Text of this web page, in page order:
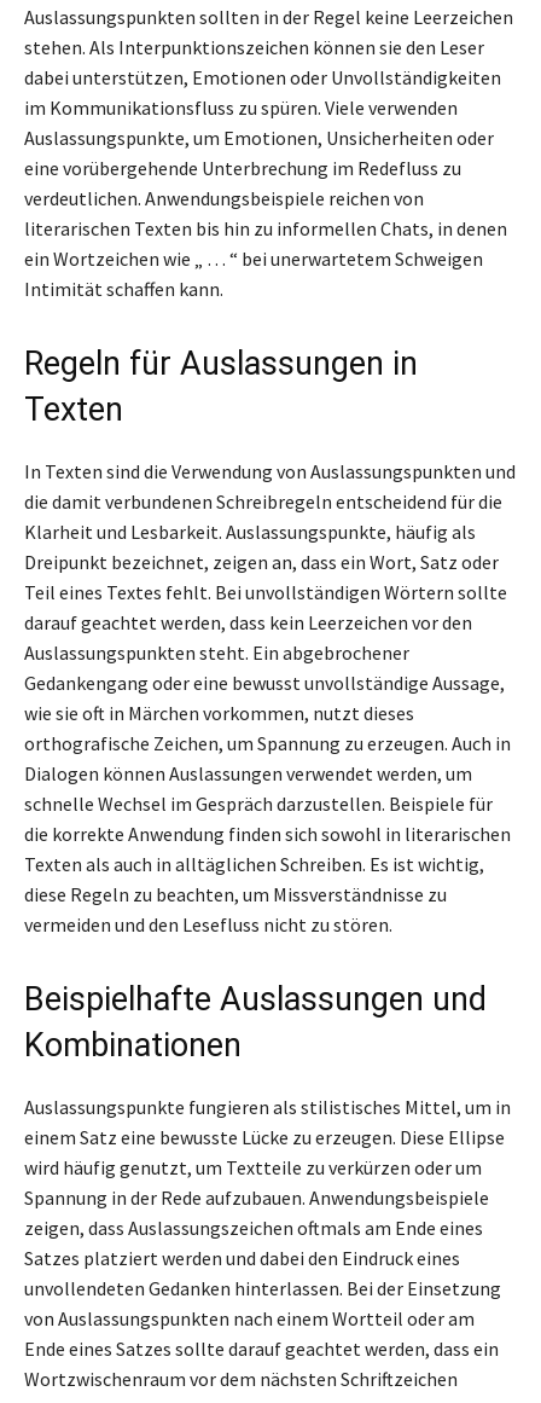
Auslassungspunkten sollten in der Regel keine Leerzeichen
stehen. Als Interpunktionszeichen können sie den Leser
dabei unterstützen, Emotionen oder Unvollständigkeiten
im Kommunikationsfluss zu spüren. Viele verwenden
Auslassungspunkte, um Emotionen, Unsicherheiten oder
eine vorübergehende Unterbrechung im Redefluss zu
verdeutlichen. Anwendungsbeispiele reichen von
literarischen Texten bis hin zu informellen Chats, in denen
ein Wortzeichen wie „ … “ bei unerwartetem Schweigen
Intimität schaffen kann.
Regeln für Auslassungen in
Texten
In Texten sind die Verwendung von Auslassungspunkten und
die damit verbundenen Schreibregeln entscheidend für die
Klarheit und Lesbarkeit. Auslassungspunkte, häufig als
Dreipunkt bezeichnet, zeigen an, dass ein Wort, Satz oder
Teil eines Textes fehlt. Bei unvollständigen Wörtern sollte
darauf geachtet werden, dass kein Leerzeichen vor den
Auslassungspunkten steht. Ein abgebrochener
Gedankengang oder eine bewusst unvollständige Aussage,
wie sie oft in Märchen vorkommen, nutzt dieses
orthografische Zeichen, um Spannung zu erzeugen. Auch in
Dialogen können Auslassungen verwendet werden, um
schnelle Wechsel im Gespräch darzustellen. Beispiele für
die korrekte Anwendung finden sich sowohl in literarischen
Texten als auch in alltäglichen Schreiben. Es ist wichtig,
diese Regeln zu beachten, um Missverständnisse zu
vermeiden und den Lesefluss nicht zu stören.
Beispielhafte Auslassungen und
Kombinationen
Auslassungspunkte fungieren als stilistisches Mittel, um in
einem Satz eine bewusste Lücke zu erzeugen. Diese Ellipse
wird häufig genutzt, um Textteile zu verkürzen oder um
Spannung in der Rede aufzubauen. Anwendungsbeispiele
zeigen, dass Auslassungszeichen oftmals am Ende eines
Satzes platziert werden und dabei den Eindruck eines
unvollendeten Gedanken hinterlassen. Bei der Einsetzung
von Auslassungspunkten nach einem Wortteil oder am
Ende eines Satzes sollte darauf geachtet werden, dass ein
Wortzwischenraum vor dem nächsten Schriftzeichen